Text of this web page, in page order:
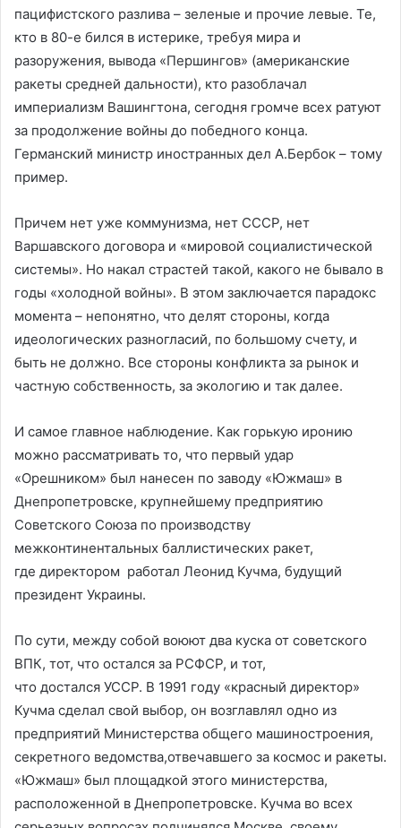
пацифистского разлива – зеленые и прочие левые. Те,
кто в 80-е бился в истерике, требуя мира и
разоружения, вывода «Першингов» (американские
ракеты средней дальности), кто разоблачал
империализм Вашингтона, сегодня громче всех ратуют
за продолжение войны до победного конца.
Германский министр иностранных дел А.Бербок – тому
пример.
Причем нет уже коммунизма, нет СССР, нет
Варшавского договора и «мировой социалистической
системы». Но накал страстей такой, какого не бывало в
годы «холодной войны». В этом заключается парадокс
момента – непонятно, что делят стороны, когда
идеологических разногласий, по большому счету, и
быть не должно. Все стороны конфликта за рынок и
частную собственность, за экологию и так далее.
И самое главное наблюдение. Как горькую иронию
можно рассматривать то, что первый удар
«Орешником» был нанесен по заводу «Южмаш» в
Днепропетровске, крупнейшему предприятию
Советского Союза по производству
межконтинентальных баллистических ракет,
где директором работал Леонид Кучма, будущий
президент Украины.
По сути, между собой воюют два куска от советского
ВПК, тот, что остался за РСФСР, и тот,
что достался УССР. В 1991 году «красный директор»
Кучма сделал свой выбор, он возглавлял одно из
предприятий Министерства общего машиностроения,
секретного ведомства,отвечавшего за космос и ракеты.
«Южмаш» был площадкой этого министерства,
расположенной в Днепропетровске. Кучма во всех